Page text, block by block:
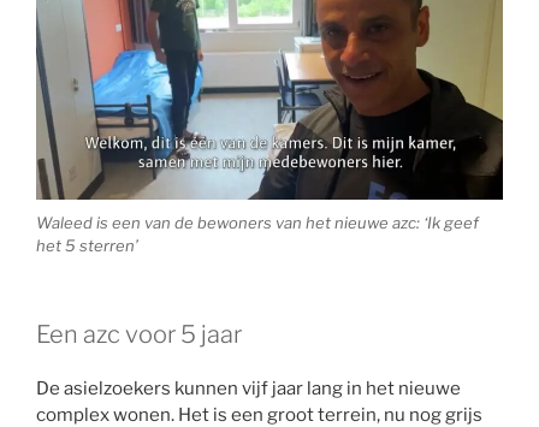
Waleed is een van de bewoners van het nieuwe azc: ‘Ik geef
het 5 sterren’
Een azc voor 5 jaar
De asielzoekers kunnen vijf jaar lang in het nieuwe
complex wonen. Het is een groot terrein, nu nog grijs